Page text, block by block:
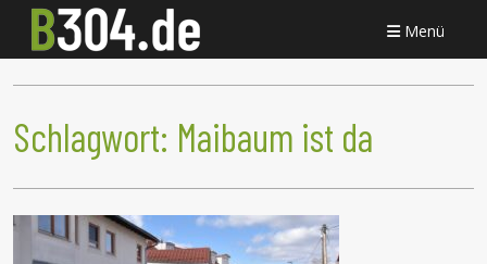
Menü
Schlagwort: Maibaum ist da